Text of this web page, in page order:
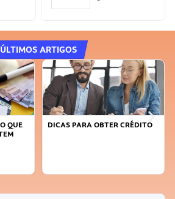
ÚLTIMOS ARTIGOS
DICAS PARA OBTER CRÉDITO
FAÇA A